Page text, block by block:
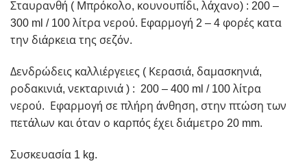
Σταυρανθή ( Μπρόκολο, κουνουπίδι, λάχανο) : 200 –
300 ml / 100 λίτρα νερού. Εφαρμογή 2 – 4 φορές κατα
την διάρκεια της σεζόν.
Δενδρώδεις καλλιέργειες ( Κερασιά, δαμασκηνιά,
ροδακινιά, νεκταρινιά ) : 200 – 400 ml / 100 λίτρα
νερού. Εφαρμογή σε πλήρη άνθηση, στην πτώση των
πετάλων και όταν ο καρπός έχει διάμετρο 20 mm.
Συσκευασία 1 kg.